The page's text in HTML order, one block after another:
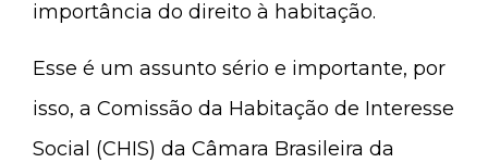
importância do direito à habitação.
Esse é um assunto sério e importante, por
isso, a Comissão da Habitação de Interesse
Social (CHIS) da Câmara Brasileira da